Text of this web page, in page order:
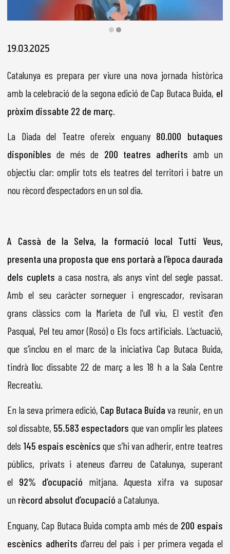
19.03.2025
Catalunya es prepara per viure una nova jornada històrica
amb la celebració de la segona edició de Cap Butaca Buida, el
pròxim dissabte 22 de març
La Diada del Teatre ofereix enguany 80.000 butaques
disponiblesde més de 200 teatres adherits amb un
objectiu clar: omplir tots els teatres del territori i batre un
nou rècord d’espectadors en un sol dia.
A Cassà de la Selva, la formació local Tutti Veus,
presenta una proposta que ens portarà a l'època daurada
dels cuplets a casa nostra, als anys vint del segle passat.
Amb el seu caràcter sorneguer i engrescador, revisaran
grans clàssics com la Marieta de l'ull viu, El vestit d'en
Pasqual, Pel teu amor (Rosó) o Els focs artificials. L’actuació,
que s’inclou en el marc de la iniciativa Cap Butaca Buida,
tindrà lloc dissabte 22 de març a les 18 h a la Sala Centre
Recreatiu.
En la seva primera edició, Cap Butaca Buidava reunir, en un
sol dissabte, 55.583 espectadors que van omplir les platees
dels145 espais escènicsque s’hi van adherir, entre teatres
públics, privats i ateneus d’arreu de Catalunya, superant
el 92% d’ocupació mitjana. Aquesta xifra va suposar
un rècord absolut d’ocupacióa Catalunya.
Enguany, Cap Butaca Buida compta amb més de 200 espais
escènics adherits d’arreu del país i per primera vegada el